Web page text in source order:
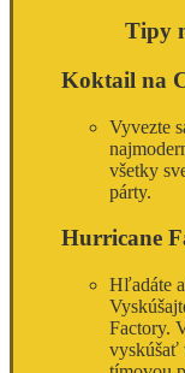
Tipy
Koktail na
Vyvezte
všetky
párty.
Hurricane
Hľadáte
Factory.
vyskúšať